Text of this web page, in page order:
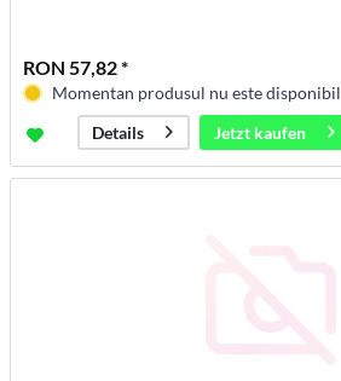
RON 57,82 *
Momentan produsul nu este disponibil
Details
Jetzt kaufen